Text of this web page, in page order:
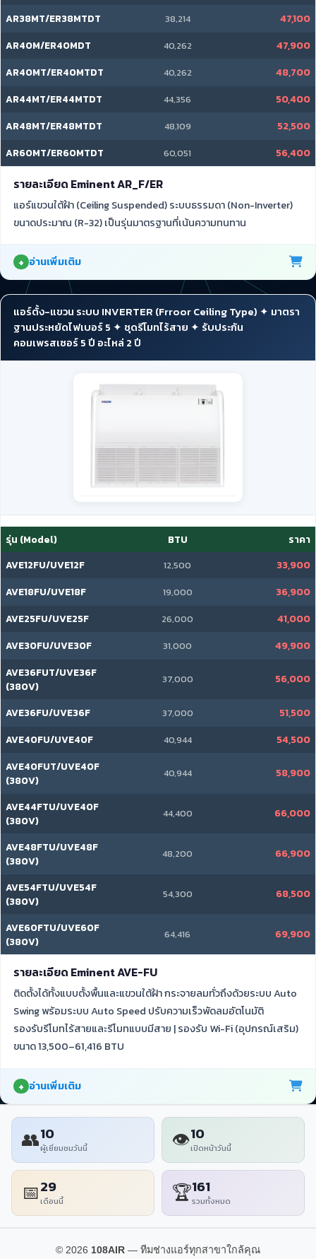
AR38MT/ER38MTDT 38,214 47,100
AR40M/ER40MDT 40,262 47,900
AR40MT/ER40MTDT 40,262 48,700
AR44MT/ER44MTDT 44,356 50,400
AR48MT/ER48MTDT 48,109 52,500
AR60MT/ER60MTDT 60,051 56,400
รายละเอียด Eminent AR_F/ER
แอร์แขวนใต้ฝ้า (Ceiling Suspended) ระบบธรรมดา (Non-Inverter)
ขนาดประมาณ (R-32) เป็นรุ่นมาตรฐานที่เน้นความทนทาน
อ่านเพิ่มเติม
แอร์ตั้ง-แขวน ระบบ INVERTER (Frroor Ceiling Type) ✦ มาตรา
ฐานประหยัดไฟเบอร์ 5 ✦ ชุดรีโมทไร้สาย ✦ รับประกัน
คอมเพรสเซอร์ 5 ปี อะไหล่ 2 ปี
รุ่น (Model) BTU
ราคา
AVE12FU/UVE12F
12,500 33,900
AVE18FU/UVE18F 19,000 36,900
AVE25FU/UVE25F 26,000 41,000
AVE30FU/UVE30F 31,000 49,900
AVE36FUT/UVE36F
(380V)
37,000 56,000
AVE36FU/UVE36F 37,000 51,500
AVE40FU/UVE40F 40,944 54,500
AVE40FUT/UVE40F
(380V)
40,944 58,900
AVE44FTU/UVE40F
(380V)
44,400 66,000
AVE48FTU/UVE48F
(380V)
48,200 66,900
AVE54FTU/UVE54F
(380V)
54,300 68,500
AVE60FTU/UVE60F
(380V)
64,416 69,900
รายละเอียด Eminent AVE-FU
ติดตั้งได้ทั้งแบบตั้งพื้นและแขวนใต้ฝ้า กระจายลมทั่วถึงด้วยระบบ Auto
Swing พร้อมระบบ Auto Speed ปรับความเร็วพัดลมอัตโนมัติ
รองรับรีโมทไร้สายและรีโมทแบบมีสาย | รองรับ Wi-Fi (อุปกรณ์เสริม)
ขนาด 13,500–61,416 BTU
อ่านเพิ่มเติม
👥10
ผู้เยี่ยมชมวันนี้ 👁10
เปิดหน้าวันนี้
📅29
เดือนนี้ 🏆161
รวมทั้งหมด
© 2026 108AIR — ทีมช่างแอร์ทุกสาขาใกล้คุณ